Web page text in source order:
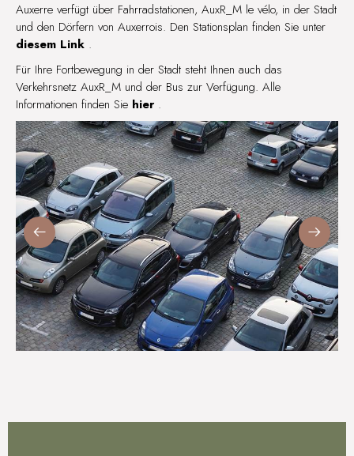
Auxerre verfügt über Fahrradstationen, AuxR_M le vélo, in der Stadt
und den Dörfern von Auxerrois. Den Stationsplan finden Sie unter
diesem Link .
Für Ihre Fortbewegung in der Stadt steht Ihnen auch das
Verkehrsnetz AuxR_M und der Bus zur Verfügung. Alle
Informationen finden Sie hier.